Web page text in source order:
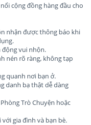
cộng đồng hàng đầu cho
nhận được thông báo khi
động vui nhộn.
nén rõ ràng, không tạp
quanh nơi bạn ở.
danh bạ thật dễ dàng
Trò Chuyện hoặc
gia đình và bạn bè.